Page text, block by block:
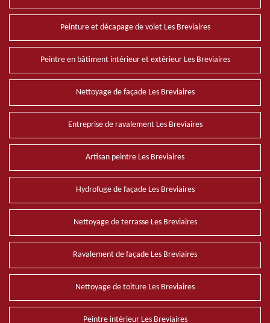
Peinture et décapage de volet Les Breviaires
Peintre en bâtiment intérieur et extérieur Les Breviaires
Nettoyage de façade Les Breviaires
Entreprise de ravalement Les Breviaires
Artisan peintre Les Breviaires
Hydrofuge de façade Les Breviaires
Nettoyage de terrasse Les Breviaires
Ravalement de façade Les Breviaires
Nettoyage de toiture Les Breviaires
Peintre intérieur Les Breviaires